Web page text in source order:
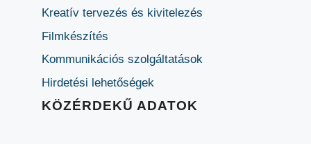
Kreatív tervezés és kivitelezés
Filmkészítés
Kommunikációs szolgáltatások
Hirdetési lehetőségek
KÖZÉRDEKŰ ADATOK